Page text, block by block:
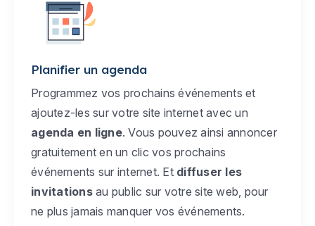
Planifier un agenda
Programmez vos prochains événements et
ajoutez-les sur votre site internet avec un
agenda en ligne. Vous pouvez ainsi annoncer
gratuitement en un clic vos prochains
événements sur internet. Et diffuser les
invitationsau public sur votre site web, pour
ne plus jamais manquer vos événements.